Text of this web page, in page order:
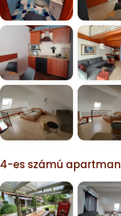
4-es számú apartman